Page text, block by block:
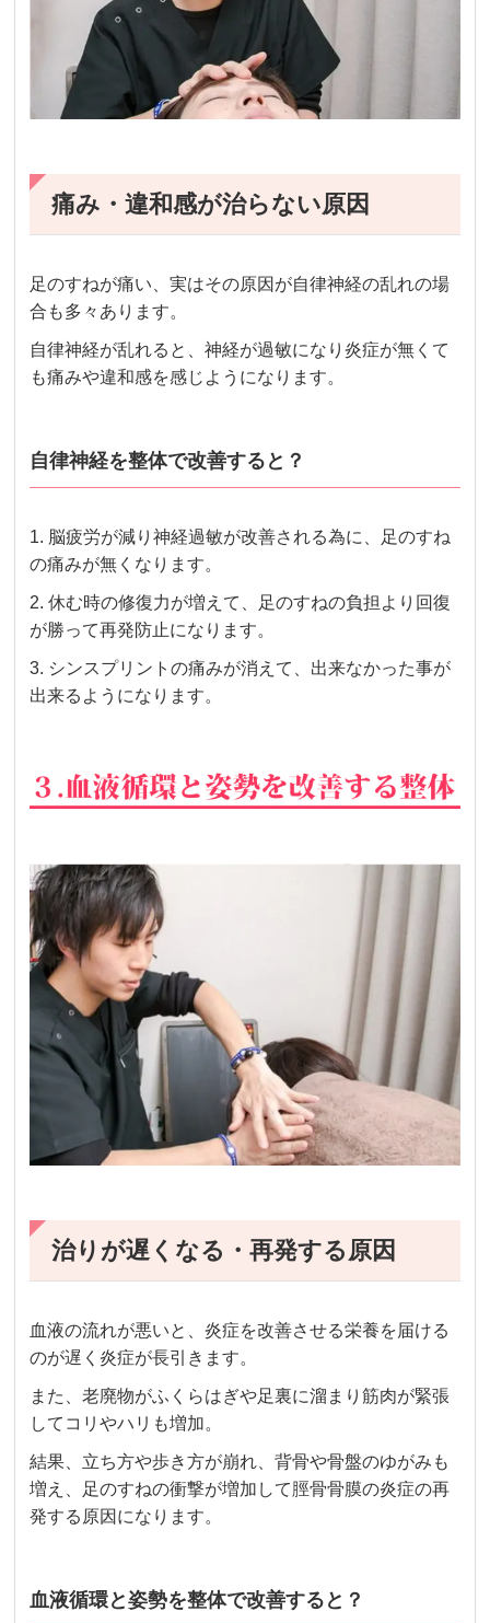
痛み・違和感が治らない原因
足のすねが痛い、実はその原因が自律神経の乱れの場
合も多々あります。
自律神経が乱れると、神経が過敏になり炎症が無くて
も痛みや違和感を感じようになります。
自律神経を整体で改善すると？
1. 脳疲労が減り神経過敏が改善される為に、足のすね
の痛みが無くなります。
2. 休む時の修復力が増えて、足のすねの負担より回復
が勝って再発防止になります。
3. シンスプリントの痛みが消えて、出来なかった事が
出来るようになります。
治りが遅くなる・再発する原因
血液の流れが悪いと、炎症を改善させる栄養を届ける
のが遅く炎症が長引きます。
また、老廃物がふくらはぎや足裏に溜まり筋肉が緊張
してコリやハリも増加。
結果、立ち方や歩き方が崩れ、背骨や骨盤のゆがみも
増え、足のすねの衝撃が増加して脛骨骨膜の炎症の再
発する原因になります。
血液循環と姿勢を整体で改善すると？